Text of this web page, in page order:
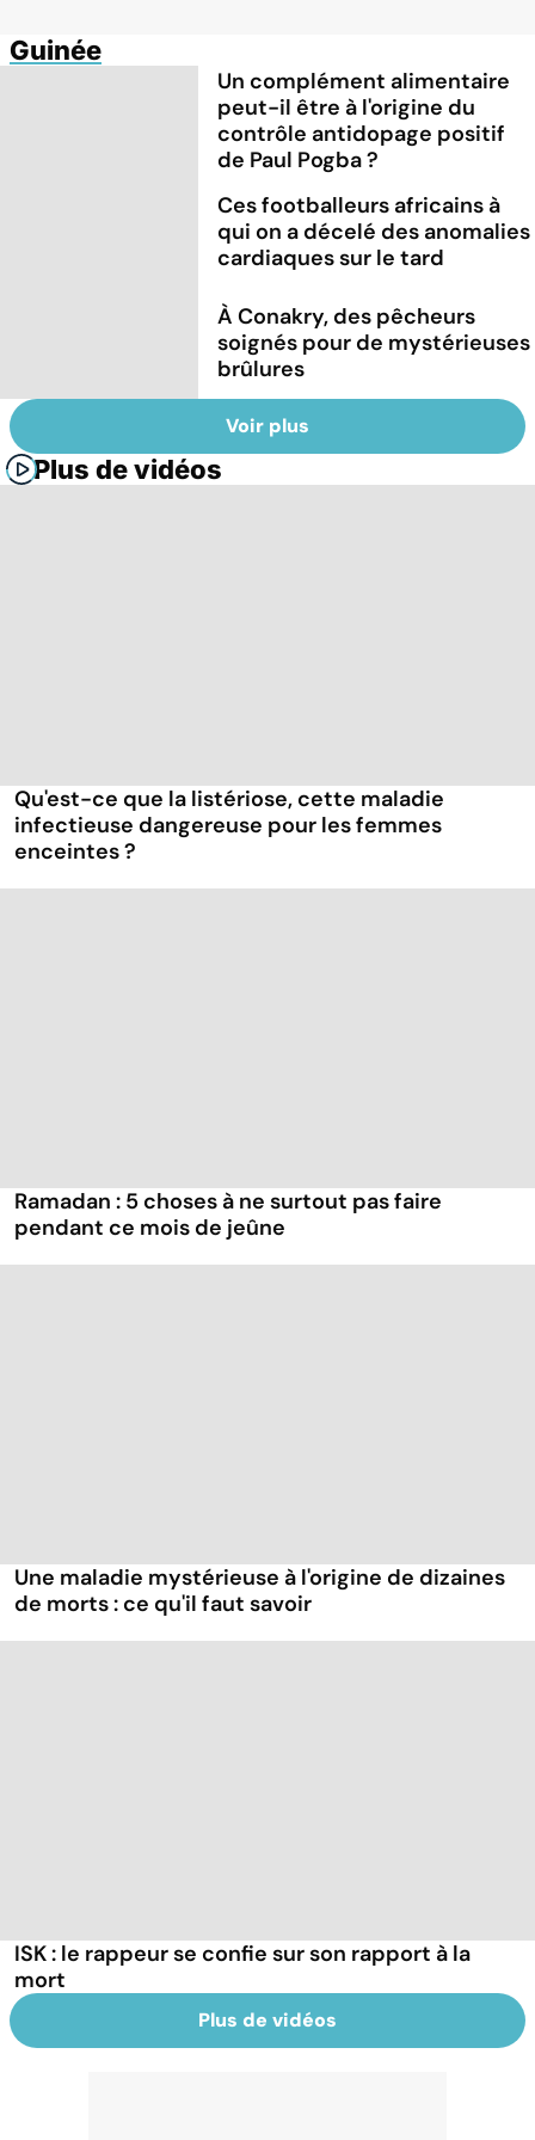
Guinée
Un complément alimentaire
peut-il être à l'origine du
contrôle antidopage positif
de Paul Pogba ?
Ces footballeurs africains à
qui on a décelé des anomalies
cardiaques sur le tard
À Conakry, des pêcheurs
soignés pour de mystérieuses
brûlures
Voir plus
Plus de vidéos
Qu'est-ce que la listériose, cette maladie
infectieuse dangereuse pour les femmes
enceintes ?
Ramadan : 5 choses à ne surtout pas faire
pendant ce mois de jeûne
Une maladie mystérieuse à l'origine de dizaines
de morts : ce qu'il faut savoir
ISK : le rappeur se confie sur son rapport à la
mort
Plus de vidéos